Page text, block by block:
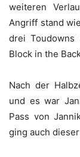
weiteren
Angriff stand
drei Toudowns
Block in the
Nach der
und es war
Pass von
ging auch